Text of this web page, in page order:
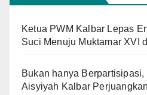
Ketua PWM Kalbar Lepas
Suci Menuju Muktamar XVI
Bukan hanya Berpartisipasi,
Aisyiyah Kalbar